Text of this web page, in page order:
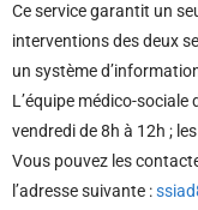
Ce service garantit un
interventions des deux
un système
L’équipe médico-
vendredi de 8h à 12h ;
Vous pouvez les
l’adresse suivante :